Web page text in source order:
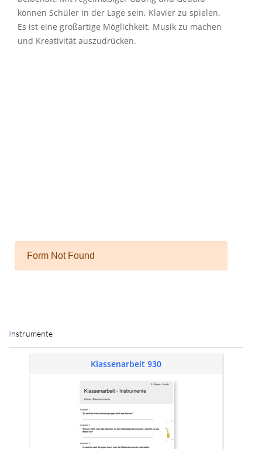
können Schüler in der Lage sein, Klavier zu spielen.
Es ist eine großartige Möglichkeit, Musik zu machen
und Kreativität auszudrücken.
Instrumente
Klassenarbeit 930